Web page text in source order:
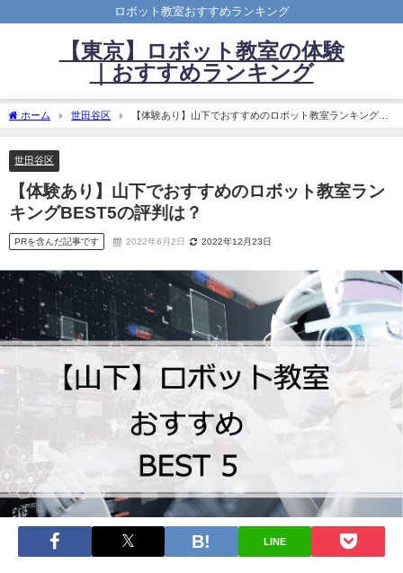
ロボット教室おすすめランキング
【東京】ロボット教室の体験
｜おすすめランキング
ホーム 世田谷区
【体験あり】山下でおすすめのロボット教室ランキング
BEST5の評判は？
世田谷区
【体験あり】山下でおすすめのロボット教室ラン
キングBEST5の評判は？
PRを含んだ記事です 2022年6月2日 2022年12月23日
LINE